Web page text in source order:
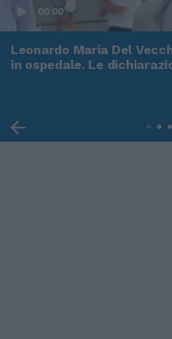
00:00
Leonardo Maria Del
in ospedale. Le